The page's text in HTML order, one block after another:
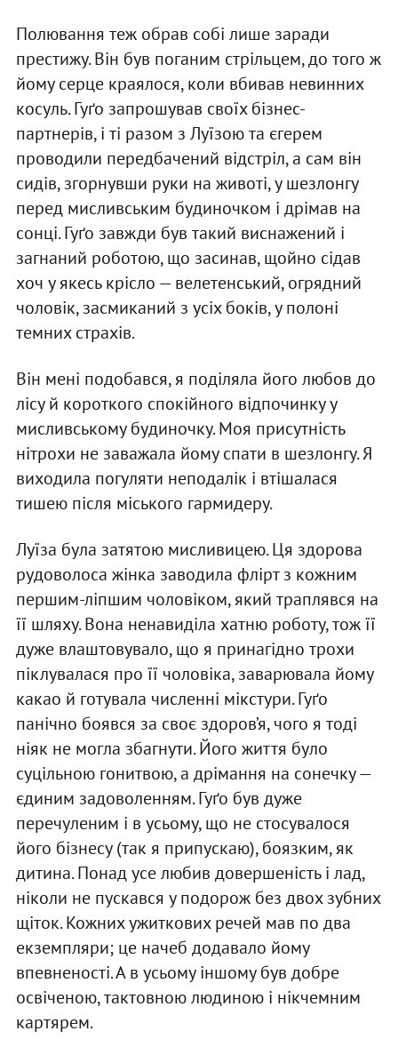
Полювання теж обрав собі лише заради
престижу. Він був поганим стрільцем, до того ж
йому серце краялося, коли вбивав невинних
косуль. Гуґо запрошував своїх бізнес-
партнерів, і ті разом з Луїзою та єгерем
проводили передбачений відстріл, а сам він
сидів, згорнувши руки на животі, у шезлонгу
перед мисливським будиночком і дрімав на
сонці. Гуґо завжди був такий виснажений і
загнаний роботою, що засинав, щойно сідав
хоч у якесь крісло — велетенський, огрядний
чоловік, засмиканий з усіх боків, у полоні
темних страхів.
Він мені подобався, я поділяла його любов до
лісу й короткого спокійного відпочинку у
мисливському будиночку. Моя присутність
нітрохи не заважала йому спати в шезлонгу. Я
виходила погуляти неподалік і втішалася
тишею після міського гармидеру.
Луїза була затятою мисливицею. Ця здорова
рудоволоса жінка заводила флірт з кожним
першим-ліпшим чоловіком, який траплявся на
її шляху. Вона ненавиділа хатню роботу, тож її
дуже влаштовувало, що я принагідно трохи
піклувалася про її чоловіка, заварювала йому
какао й готувала численні мікстури. Гуґо
панічно боявся за своє здоров’я, чого я тоді
ніяк не могла збагнути. Його життя було
суцільною гонитвою, а дрімання на сонечку —
єдиним задоволенням. Гуґо був дуже
перечуленим і в усьому, що не стосувалося
його бізнесу (так я припускаю), боязким, як
дитина. Понад усе любив довершеність і лад,
ніколи не пускався у подорож без двох зубних
щіток. Кожних ужиткових речей мав по два
екземпляри; це начеб додавало йому
впевненості. А в усьому іншому був добре
освіченою, тактовною людиною і нікчемним
картярем.